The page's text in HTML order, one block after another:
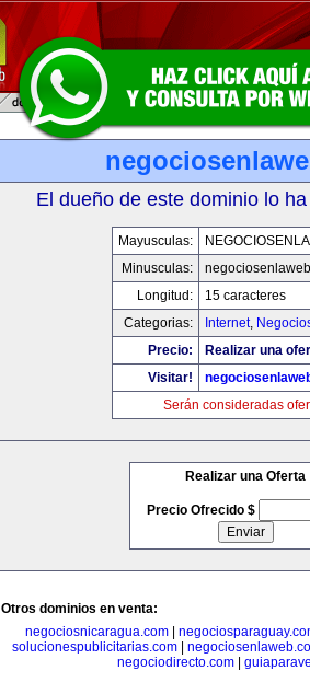
El dueño de este dominio lo
Mayusculas:
Minusculas:
Longitud:
15 caracteres
Categorias:
Internet,
Precio:
Realizar una
Visitar!
Serán consideradas
Realizar una Oferta
Precio Ofrecido $
Otros dominios en venta:
negociosnicaragua.com
solucionespublicitarias.com
negociodirecto.com